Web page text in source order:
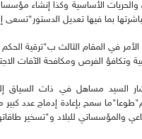
والحريات الأساسية وكذا إنشاء
بما فيها تعديل الدستور"تسعى
في المقام الثالث ب"ترقية الحكم
وتكافؤ الفرص ومكافحة الآفات
السيد مساهل في ذات السياق
سمح بإعادة إدماج عدد كبير
والمؤسساتي للبلاد و"تسخير